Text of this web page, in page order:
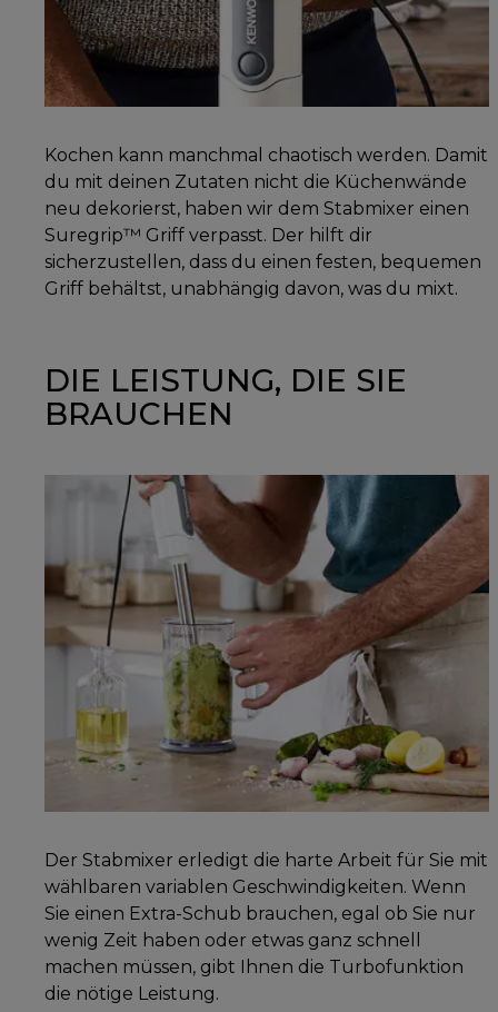
Kochen kann manchmal chaotisch werden. Damit
du mit deinen Zutaten nicht die Küchenwände
neu dekorierst, haben wir dem Stabmixer einen
Suregrip™ Griff verpasst. Der hilft dir
sicherzustellen, dass du einen festen, bequemen
Griff behältst, unabhängig davon, was du mixt.
DIE LEISTUNG, DIE SIE
BRAUCHEN
Der Stabmixer erledigt die harte Arbeit für Sie mit
wählbaren variablen Geschwindigkeiten. Wenn
Sie einen Extra-Schub brauchen, egal ob Sie nur
wenig Zeit haben oder etwas ganz schnell
machen müssen, gibt Ihnen die Turbofunktion
die nötige Leistung.